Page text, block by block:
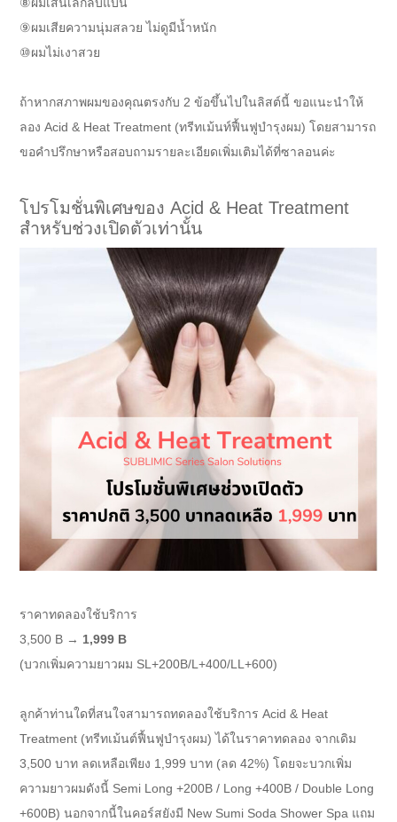
⑨ผมเสียความนุ่มสลวย ไม่ดูมีน้ำหนัก
⑩ผมไม่เงาสวย
ถ้าหากสภาพผมของคุณตรงกับ 2 ข้อขึ้นไปในลิสต์นี้ ขอแนะนำให้
ลอง Acid & Heat Treatment (ทรีทเม้นท์ฟื้นฟูบำรุงผม) โดยสามารถ
ขอคำปรึกษาหรือสอบถามรายละเอียดเพิ่มเติมได้ที่ซาลอนค่ะ
โปรโมชั่นพิเศษของ Acid & Heat Treatment
สำหรับช่วงเปิดตัวเท่านั้น
ราคาทดลองใช้บริการ
3,500 B → 1,999 B
(บวกเพิ่มความยาวผม SL+200B/L+400/LL+600)
ลูกค้าท่านใดที่สนใจสามารถทดลองใช้บริการ Acid & Heat
Treatment (ทรีทเม้นต์ฟื้นฟูบำรุงผม) ได้ในราคาทดลอง จากเดิม
3,500 บาท ลดเหลือเพียง 1,999 บาท (ลด 42%) โดยจะบวกเพิ่ม
ความยาวผมดังนี้ Semi Long +200B / Long +400B / Double Long
+600B) นอกจากนี้ในคอร์สยังมี New Sumi Soda Shower Spa แถม